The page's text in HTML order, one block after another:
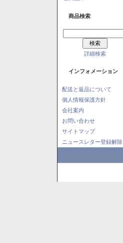
商品検索
詳細検索
インフォメーション
配送と返品について
個人情報保護方針
会社案内
お問い合わせ
サイトマップ
ニュースレター登録解除